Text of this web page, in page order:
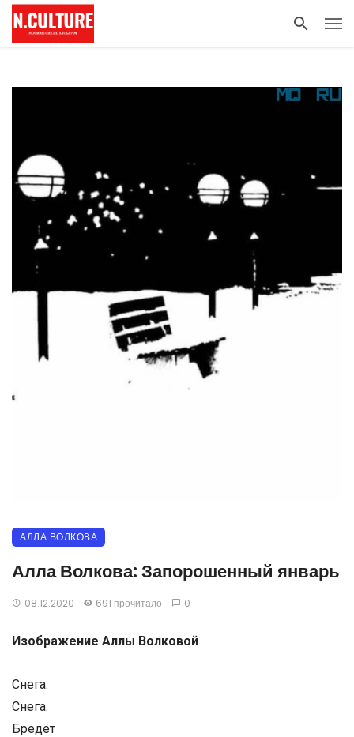
АЛЛА ВОЛКОВА
Алла Волкова: Запорошенный январь
08.12.2020 691 прочитало 0
Изображение Аллы Волковой
Снега.
Снега.
Бредёт